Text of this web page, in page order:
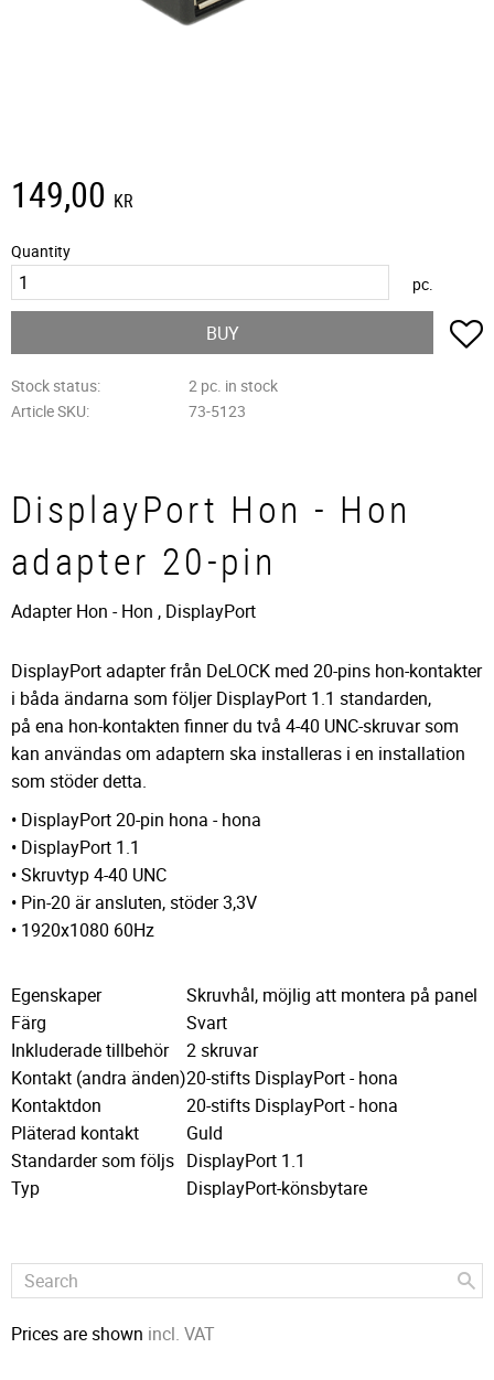
149,00 KR
Quantity
pc.
BUY
Stock status
2 pc. in stock
Article SKU
73-5123
DisplayPort Hon - Hon
adapter 20-pin
Adapter Hon - Hon , DisplayPort
DisplayPort adapter från DeLOCK med 20-pins hon-kontakter
i båda ändarna som följer DisplayPort 1.1 standarden,
på ena hon-kontakten finner du två 4-40 UNC-skruvar som
kan användas om adaptern ska installeras i en installation
som stöder detta.
• DisplayPort 20-pin hona - hona
• DisplayPort 1.1
• Skruvtyp 4-40 UNC
• Pin-20 är ansluten, stöder 3,3V
• 1920x1080 60Hz
Egenskaper
Skruvhål, möjlig att montera på panel
Färg
Svart
Inkluderade tillbehör
2 skruvar
Kontakt (andra änden)20-stifts DisplayPort - hona
Kontaktdon
20-stifts DisplayPort - hona
Pläterad kontakt
Guld
Standarder som följs DisplayPort 1.1
Typ
DisplayPort-könsbytare
Prices are shown incl. VAT